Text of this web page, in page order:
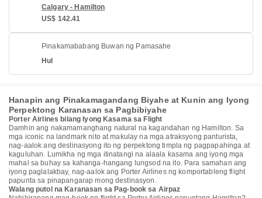
Calgary - Hamilton
US$ 142.41
Pinakamababang Buwan ng Pamasahe
Hul
Hanapin ang Pinakamagandang Biyahe at Kunin ang Iyong
Perpektong Karanasan sa Pagbibiyahe
Porter Airlines bilang Iyong Kasama sa Flight
Damhin ang nakamamanghang natural na kagandahan ng Hamilton. Sa
mga iconic na landmark nito at makulay na mga atraksyong panturista,
nag-aalok ang destinasyong ito ng perpektong timpla ng pagpapahinga at
kaguluhan. Lumikha ng mga itinatangi na alaala kasama ang iyong mga
mahal sa buhay sa kahanga-hangang lungsod na ito. Para samahan ang
iyong paglalakbay, nag-aalok ang Porter Airlines ng komportableng flight
papunta sa pinapangarap mong destinasyon.
Walang putol na Karanasan sa Pag-book sa Airpaz